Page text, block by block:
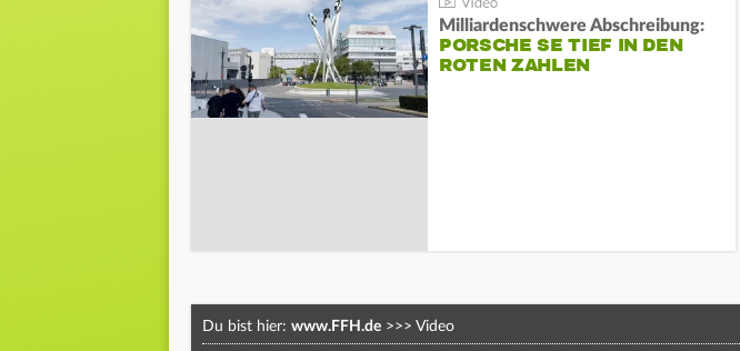
Milliardenschwere Abschreibung:
PORSCHE SE TIEF IN DEN
ROTEN ZAHLEN
Du bist hier: www.FFH.de >>> Video